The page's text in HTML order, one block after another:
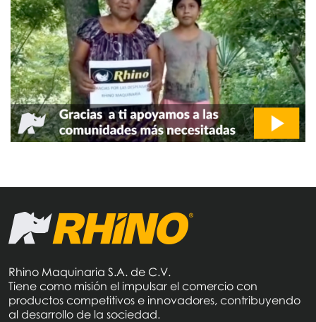
Rhino Maquinaria S.A. de C.V.
Tiene como misión el impulsar el comercio con
productos competitivos e innovadores, contribuyendo
al desarrollo de la sociedad.